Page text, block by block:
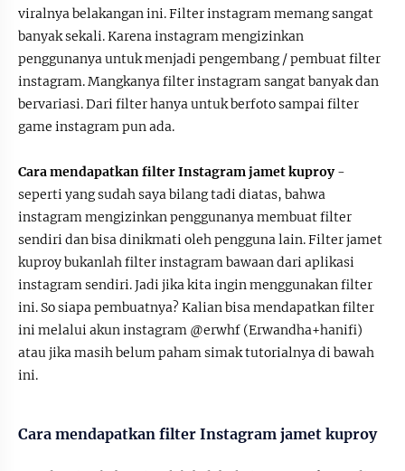
viralnya belakangan ini. Filter instagram memang sangat
banyak sekali. Karena instagram mengizinkan
penggunanya untuk menjadi pengembang / pembuat filter
instagram. Mangkanya filter instagram sangat banyak dan
bervariasi. Dari filter hanya untuk berfoto sampai filter
game instagram pun ada.
Cara mendapatkan filter Instagram jamet kuproy-
seperti yang sudah saya bilang tadi diatas, bahwa
instagram mengizinkan penggunanya membuat filter
sendiri dan bisa dinikmati oleh pengguna lain. Filter jamet
kuproy bukanlah filter instagram bawaan dari aplikasi
instagram sendiri. Jadi jika kita ingin menggunakan filter
ini. So siapa pembuatnya? Kalian bisa mendapatkan filter
ini melalui akun instagram @erwhf (Erwandha+hanifi)
atau jika masih belum paham simak tutorialnya di bawah
ini.
Cara mendapatkan filter Instagram jamet kuproy